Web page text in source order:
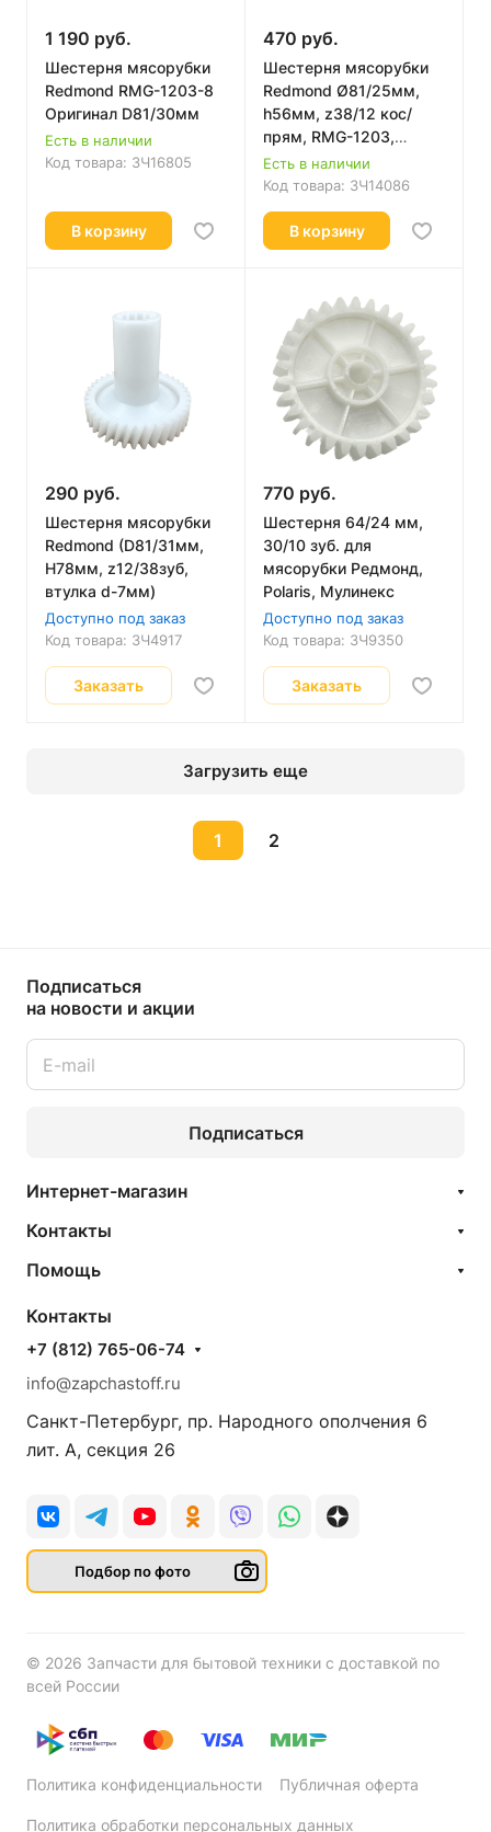
1 190 руб.
Шестерня мясорубки
Redmond RMG-1203-8
Оригинал D81/30мм
Есть в наличии
Код товара: ЗЧ16805
В корзину
470 руб.
Шестерня мясорубки
Redmond Ø81/25мм,
h56мм, z38/12 кос/
прям, RMG-1203,
RD005
Есть в наличии
Код товара: ЗЧ14086
В корзину
290 руб.
Шестерня мясорубки
Redmond (D81/31мм,
H78мм, z12/38зуб,
втулка d-7мм)
Доступно под заказ
Код товара: ЗЧ4917
Заказать
770 руб.
Шестерня 64/24 мм,
30/10 зуб. для
мясорубки Редмонд,
Polaris, Мулинекс
Доступно под заказ
Код товара: ЗЧ9350
Заказать
Загрузить еще
1 2
Подписаться
на новости и акции
Подписаться
Интернет-магазин
Контакты
Помощь
Контакты
+7 (812) 765-06-74
info@zapchastoff.ru
Санкт-Петербург, пр. Народного ополчения 6
лит. А, секция 26
Подбор по фото
© 2026 Запчасти для бытовой техники с доставкой по
всей России
Политика конфиденциальности Публичная оферта
Политика обработки персональных данных